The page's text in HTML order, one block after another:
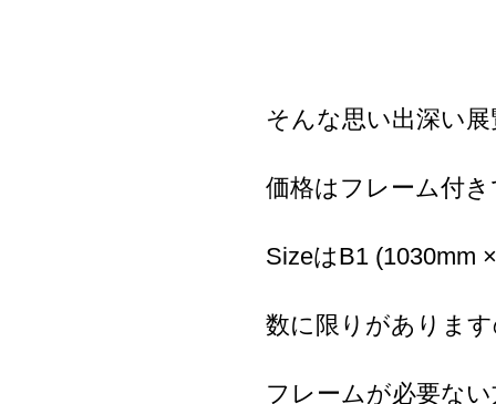
そんな思い出深い
価格はフレーム付
SizeはB1 (1030mm
数に限りがありま
フレームが必要な